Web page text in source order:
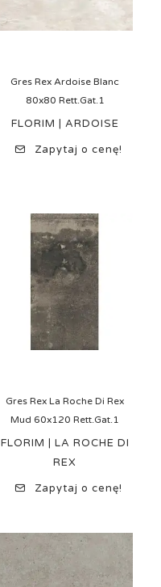
Gres Rex Ardoise Blanc
80x80 Rett.Gat.1
FLORIM | ARDOISE
Zapytaj o cenę!
Gres Rex La Roche Di Rex
Mud 60x120 Rett.Gat.1
FLORIM | LA ROCHE DI
REX
Zapytaj o cenę!